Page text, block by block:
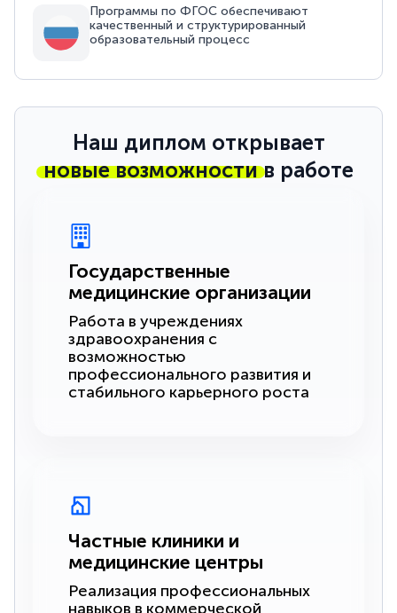
Программы по ФГОС обеспечивают
качественный и структурированный
образовательный процесс
Наш диплом открывает
новые возможностив работе
Государственные
медицинские организации
Работа в учреждениях
здравоохранения с
возможностью
профессионального развития и
стабильного карьерного роста
Частные клиники и
медицинские центры
Реализация профессиональных
навыков в коммерческой